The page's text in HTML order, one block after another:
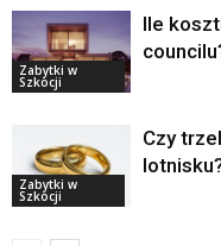
Zabytki w
Szkocji
Ile
Zabytki w
Szkocji
Czy